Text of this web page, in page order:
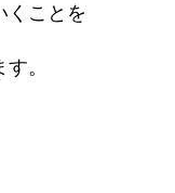
くことを
。